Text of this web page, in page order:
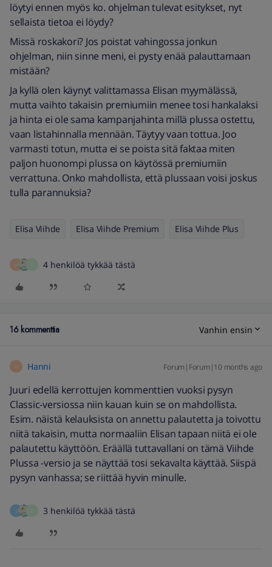
löytyi ennen myös ko. ohjelman tulevat esitykset, nyt
sellaista tietoa ei löydy?
Missä roskakori? Jos poistat vahingossa jonkun
ohjelman, niin sinne meni, ei pysty enää palauttamaan
mistään?
Ja kyllä olen käynyt valittamassa Elisan myymälässä,
mutta vaihto takaisin premiumiin menee tosi hankalaksi
ja hinta ei ole sama kampanjahinta millä plussa ostettu,
vaan listahinnalla mennään. Täytyy vaan tottua. Joo
varmasti totun, mutta ei se poista sitä faktaa miten
paljon huonompi plussa on käytössä premiumiin
verrattuna. Onko mahdollista, että plussaan voisi joskus
tulla parannuksia?
Elisa Viihde Elisa Viihde Premium Elisa Viihde Plus
H 4 henkilöä tykkää tästä
16 kommenttia Vanhin ensin
H Hanni Forum|Forum|10 months ago
Juuri edellä kerrottujen kommenttien vuoksi pysyn
Classic-versiossa niin kauan kuin se on mahdollista.
Esim. näistä kelauksista on annettu palautetta ja toivottu
niitä takaisin, mutta normaaliin Elisan tapaan niitä ei ole
palautettu käyttöön. Eräällä tuttavallani on tämä Viihde
Plussa -versio ja se näyttää tosi sekavalta käyttää. Siispä
pysyn vanhassa; se riittää hyvin minulle.
3 henkilöä tykkää tästä